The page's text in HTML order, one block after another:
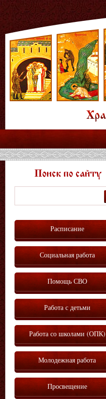
Поиск по сайту
Расписание
Социальная работа
Помощь СВО
Работа с детьми
Работа со школами (ОПК)
Молодежная работа
Просвещение